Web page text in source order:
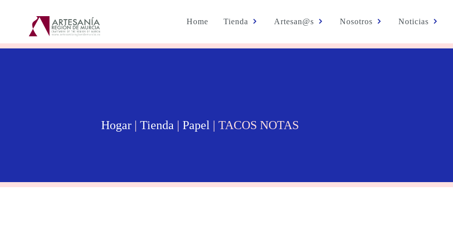
Home Tienda Artesan@s Nosotros Noticias
Hogar | Tienda | Papel | TACOS NOTAS